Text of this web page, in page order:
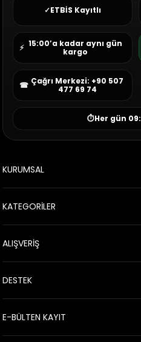
✓ETBİS Kayıtlı
⚡ 15:00’a kadar aynı gün
kargo
☎ Çağrı Merkezi: +90 507
477 69 74
⏱Her gün
KURUMSAL
KATEGORİLER
ALIŞVERİŞ
DESTEK
E-BÜLTEN KAYIT